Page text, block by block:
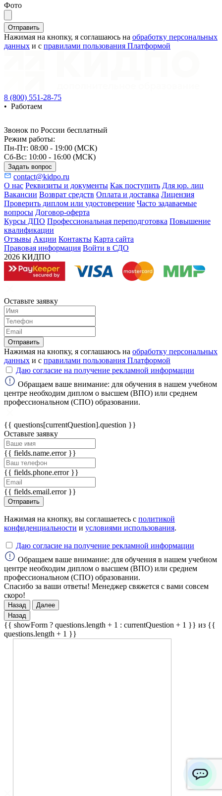
Фото
Отправить
Нажимая на кнопку, я соглашаюсь на обработку персональных
данных и с правилами пользования Платформой
8 (800) 551-28-75
• Работаем
Звонок по России бесплатный
Режим работы:
Пн-Пт: 08:00 - 19:00 (МСК)
Сб-Вс: 10:00 - 16:00 (МСК)
Задать вопрос
contact@kidpo.ru
О нас Реквизиты и документы Как поступить Для юр. лиц
Вакансии Возврат средств Оплата и доставка Лицензия
Проверить диплом или удостоверение Часто задаваемые
вопросы Договор-оферта
Курсы ДПО Профессиональная переподготовка Повышение
квалификации
Отзывы Акции Контакты Карта сайта
Правовая информация Войти в СДО
2026 КИДПО
Оставьте заявку
Отправить
Нажимая на кнопку, я соглашаюсь на обработку персональных
данных и с правилами пользования Платформой
Даю согласие на получение рекламной информации
Обращаем ваше внимание: для обучения в нашем учебном
центре необходим диплом о высшем (ВПО) или среднем
профессиональном (СПО) образовании.
{{ questions[currentQuestion].question }}
Оставьте заявку
{{ fields.name.error }}
{{ fields.phone.error }}
{{ fields.email.error }}
Отправить
Нажимая на кнопку, вы соглашаетесь с политикой
конфиденциальности и условиями использования.
Даю согласие на получение рекламной информации
Обращаем ваше внимание: для обучения в нашем учебном
центре необходим диплом о высшем (ВПО) или среднем
профессиональном (СПО) образовании.
Спасибо за ваши ответы! Менеджер свяжется с вами совсем
скоро!
Назад
Далее
Назад
{{ showForm ? questions.length + 1 : currentQuestion + 1 }} из {{
questions.length + 1 }}
ChatApp
online
Свяжитесь с нами через любой удобный
мессенджер!
WhatsApp
Max